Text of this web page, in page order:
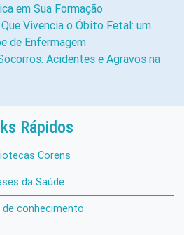
em Sua Formação
Vivencia o Óbito Fetal: um
de Enfermagem
Acidentes e Agravos na
Rápidos
Corens
da Saúde
de conhecimento